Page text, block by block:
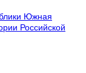
Южная
Российской